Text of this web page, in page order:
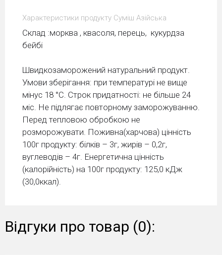
Характеристики продукту Суміш Азійська
Склад :морква , квасоля, перець, кукурдза
бейбі
Швидкозаморожений натуральний продукт.
Умови зберiгання: при температурi не вище
мiнус 18 °С. Строк придатностi: не бiльше 24
мic. Не підлягає повторному заморожуванню.
Перед тепловою обробкою не
розморожувати. Поживна(харчова) цінність
100г продукту: білків – 3г, жирів – 0,2г,
вуглеводів – 4г. Енергетична цінність
(калорійність) на 100г продукту: 125,0 кДж
(30,0ккал).
Відгуки про товар (0):